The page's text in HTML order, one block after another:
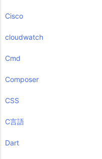
Cisco
cloudwatch
Cmd
Composer
CSS
C言語
Dart